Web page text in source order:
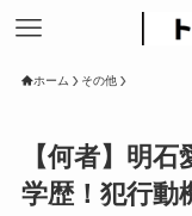
ホーム その他
【何者】明
学歴！犯行動